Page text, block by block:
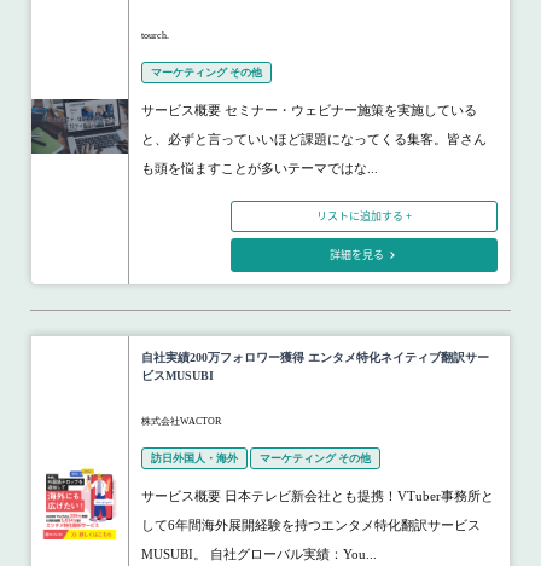
tourch.
マーケティング その他
サービス概要 セミナー・ウェビナー施策を実施している
と、必ずと言っていいほど課題になってくる集客。皆さん
も頭を悩ますことが多いテーマではな...
リストに追加する +
詳細を見る
自社実績200万フォロワー獲得 エンタメ特化ネイティブ翻訳サー
ビスMUSUBI
株式会社WACTOR
訪日外国人・海外 マーケティング その他
サービス概要 日本テレビ新会社とも提携！VTuber事務所と
して6年間海外展開経験を持つエンタメ特化翻訳サービス
MUSUBI。 自社グローバル実績：You...